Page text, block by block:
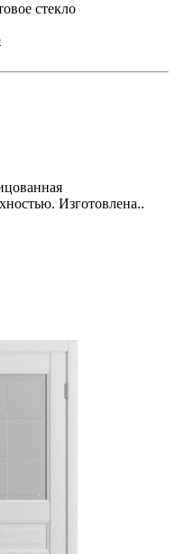
стекло
Изготовлена..